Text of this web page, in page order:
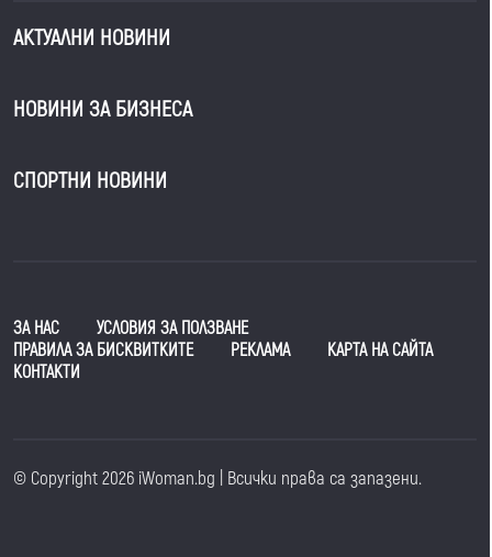
АКТУАЛНИ НОВИНИ
НОВИНИ ЗА БИЗНЕСА
СПОРТНИ НОВИНИ
ЗА НАС
УСЛОВИЯ ЗА ПОЛЗВАНЕ
ПРАВИЛА ЗА БИСКВИТКИТЕ
РЕКЛАМА
КАРТА НА САЙТА
КОНТАКТИ
© Copyright 2026 iWoman.bg | Всички права са запазени.